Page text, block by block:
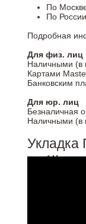
*
По
По
Подробная
Для физ. лиц
Наличными (в
Картами
Банковским
Для юр. лиц
Безналичная
Наличными (в
Укладка